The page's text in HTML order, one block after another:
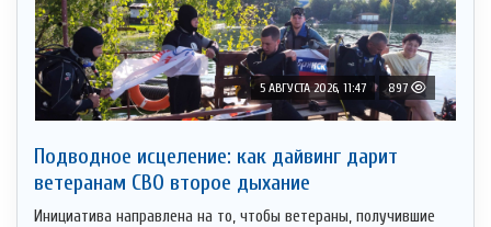
5 АВГУСТА 2026, 11:47 897
Подводное исцеление: как дайвинг дарит
ветеранам СВО второе дыхание
Инициатива направлена на то, чтобы ветераны, получившие